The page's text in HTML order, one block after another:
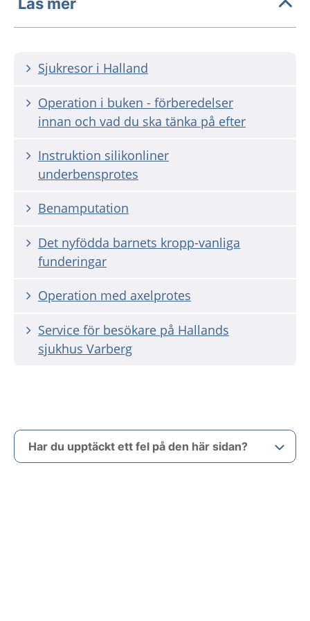
Sjukresor i Halland
Operation i buken - förberedelser
innan och vad du ska tänka på efter
Instruktion silikonliner
underbensprotes
Benamputation
Det nyfödda barnets kropp-vanliga
funderingar
Operation med axelprotes
Service för besökare på Hallands
sjukhus Varberg
Har du upptäckt ett fel på den här sidan?